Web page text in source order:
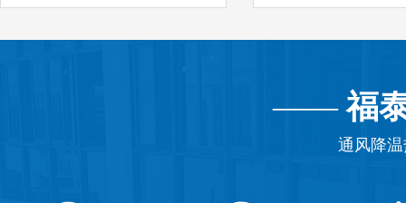
——福
通风降